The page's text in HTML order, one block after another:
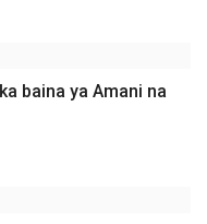
baina ya Amani na